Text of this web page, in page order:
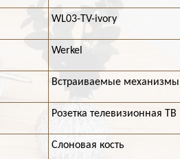
WL03-TV-ivory
Werkel
Встраиваемые механизмы
Розетка телевизионная ТВ
Слоновая кость